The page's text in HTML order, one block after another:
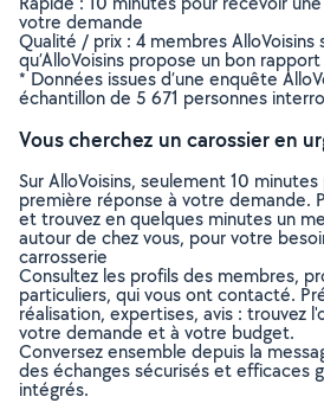
votre demande
Qualité / prix : 4 membres AlloVoisins
qu’AlloVoisins propose un bon
* Données issues d’une enquête
échantillon de 5 671 personnes
Vous cherchez un carossier en
Sur AlloVoisins, seulement 10
première réponse à votre demande.
et trouvez en quelques minutes un
autour de chez vous, pour votre
carrosserie
Consultez les profils des membres,
particuliers, qui vous ont contacté.
réalisation, expertises, avis : trouvez
votre demande et à votre budget.
Conversez ensemble depuis la
des échanges sécurisés et efficaces
intégrés.